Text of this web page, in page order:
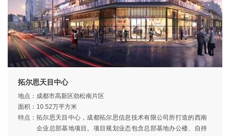
拓尔思天目中心
地点： 成都市高新区劲松南片区
面积： 10.52万平方米
特点： 拓尔思天目中心，成都拓尔思信息技术有限公司所打造的西南
企业总部基地项目。项目规划业态包含总部基地办公楼、自持